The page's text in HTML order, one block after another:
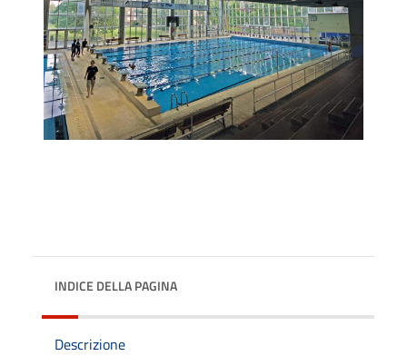
INDICE DELLA PAGINA
Descrizione